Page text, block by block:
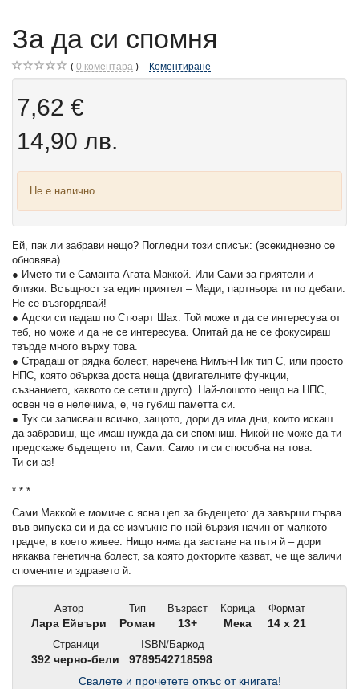
За да си спомня
0 коментара Коментиране
7,62 €
14,90 лв.
Не е налично
Ей, пак ли забрави нещо? Погледни този списък: (всекидневно се
обновява)
● Името ти е Саманта Агата Маккой. Или Сами за приятели и
близки. Всъщност за един приятел – Мади, партньора ти по дебати.
Не се възгордявай!
● Адски си падаш по Стюарт Шах. Той може и да се интересува от
теб, но може и да не се интересува. Опитай да не се фокусираш
твърде много върху това.
● Страдаш от рядка болест, наречена Нимън-Пик тип С, или просто
НПС, която обърква доста неща (двигателните функции,
съзнанието, каквото се сетиш друго). Най-лошото нещо на НПС,
освен че е нелечима, е, че губиш паметта си.
● Тук си записваш всичко, защото, дори да има дни, които искаш
да забравиш, ще имаш нужда да си спомниш. Никой не може да ти
предскаже бъдещето ти, Сами. Само ти си способна на това.
Ти си аз!
* * *
Сами Маккой е момиче с ясна цел за бъдещето: да завърши първа
във випуска си и да се измъкне по най-бързия начин от малкото
градче, в което живее. Нищо няма да застане на пътя й – дори
някаква генетична болест, за която докторите казват, че ще заличи
спомените и здравето й.
Автор
Лара Ейвъри
Тип
Роман
Възраст
13+
Корица
Мека
Формат
14 x 21
Страници
392 черно-бели
ISBN/Баркод
9789542718598
Свалете и прочетете откъс от книгата!